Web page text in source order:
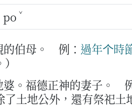
po ˇ
伯母。 例： 過年个時
。福德正神的妻子。
了土地公外，還有祭祀土